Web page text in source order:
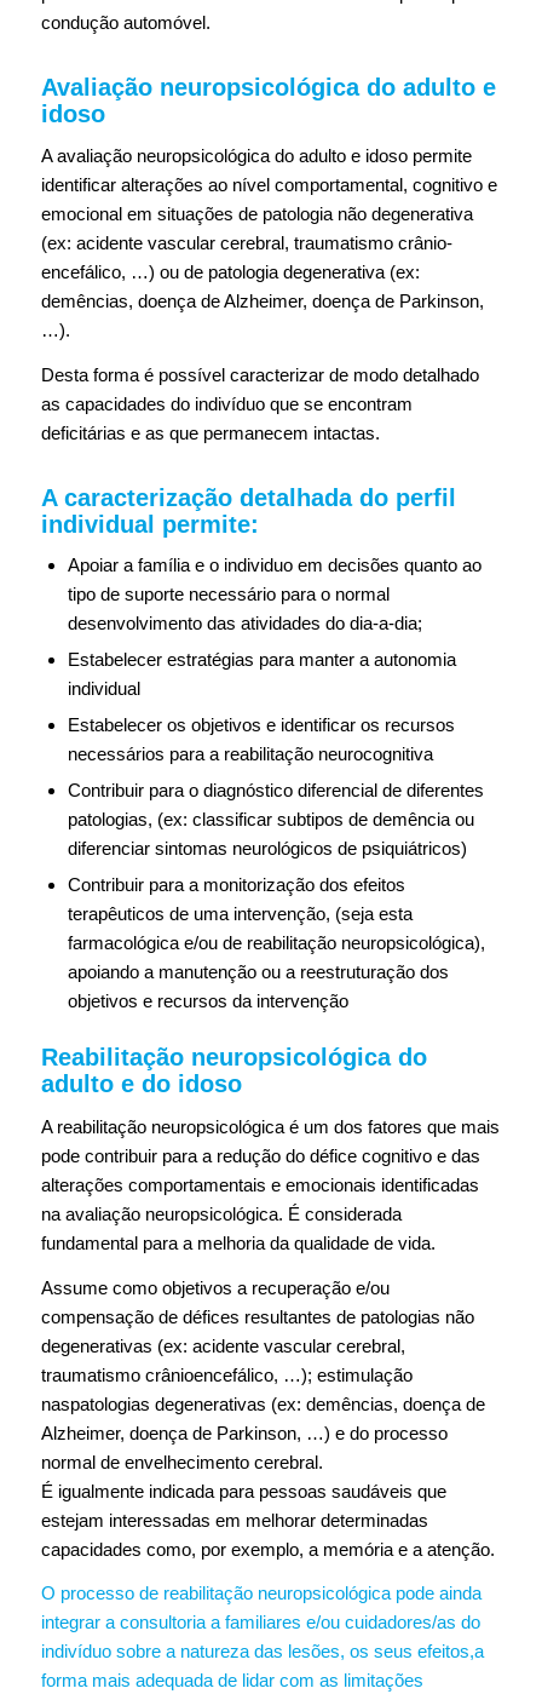
condução automóvel.
Avaliação neuropsicológica do adulto e
idoso
A avaliação neuropsicológica do adulto e idoso permite
identificar alterações ao nível comportamental, cognitivo e
emocional em situações de patologia não degenerativa
(ex: acidente vascular cerebral, traumatismo crânio-
encefálico, …) ou de patologia degenerativa (ex:
demências, doença de Alzheimer, doença de Parkinson,
…).
Desta forma é possível caracterizar de modo detalhado
as capacidades do indivíduo que se encontram
deficitárias e as que permanecem intactas.
A caracterização detalhada do perfil
individual permite:
Apoiar a família e o individuo em decisões quanto ao
tipo de suporte necessário para o normal
desenvolvimento das atividades do dia-a-dia;
Estabelecer estratégias para manter a autonomia
individual
Estabelecer os objetivos e identificar os recursos
necessários para a reabilitação neurocognitiva
Contribuir para o diagnóstico diferencial de diferentes
patologias, (ex: classificar subtipos de demência ou
diferenciar sintomas neurológicos de psiquiátricos)
Contribuir para a monitorização dos efeitos
terapêuticos de uma intervenção, (seja esta
farmacológica e/ou de reabilitação neuropsicológica),
apoiando a manutenção ou a reestruturação dos
objetivos e recursos da intervenção
Reabilitação neuropsicológica do
adulto e do idoso
A reabilitação neuropsicológica é um dos fatores que mais
pode contribuir para a redução do défice cognitivo e das
alterações comportamentais e emocionais identificadas
na avaliação neuropsicológica. É considerada
fundamental para a melhoria da qualidade de vida.
Assume como objetivos a recuperação e/ou
compensação de défices resultantes de patologias não
degenerativas (ex: acidente vascular cerebral,
traumatismo crânioencefálico, …); estimulação
naspatologias degenerativas (ex: demências, doença de
Alzheimer, doença de Parkinson, …) e do processo
normal de envelhecimento cerebral.
É igualmente indicada para pessoas saudáveis que
estejam interessadas em melhorar determinadas
capacidades como, por exemplo, a memória e a atenção.
O processo de reabilitação neuropsicológica pode ainda
integrar a consultoria a familiares e/ou cuidadores/as do
indivíduo sobre a natureza das lesões, os seus efeitos,a
forma mais adequada de lidar com as limitações